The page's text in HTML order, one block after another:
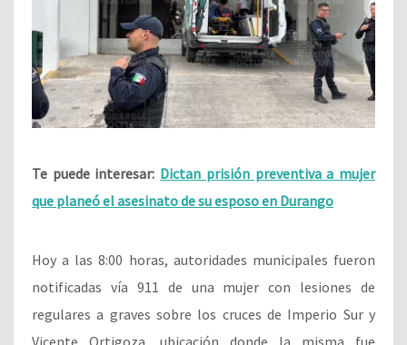
Te puede interesar: Dictan prisión preventiva a mujer
que planeó el asesinato de su esposo en Durango
Hoy a las 8:00 horas, autoridades municipales fueron
notificadas vía 911 de una mujer con lesiones de
regulares a graves sobre los cruces de Imperio Sur y